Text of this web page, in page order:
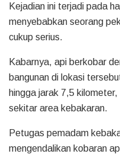
Kejadian ini terjadi pada
menyebabkan seorang
cukup serius.
Kabarnya, api berkobar
bangunan di lokasi
hingga jarak 7,5
sekitar area kebakaran.
Petugas pemadam
mengendalikan kobaran